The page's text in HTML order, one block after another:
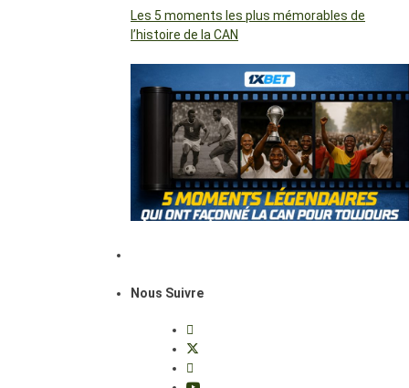
Les 5 moments les plus mémorables de
l’histoire de la CAN
Nous Suivre